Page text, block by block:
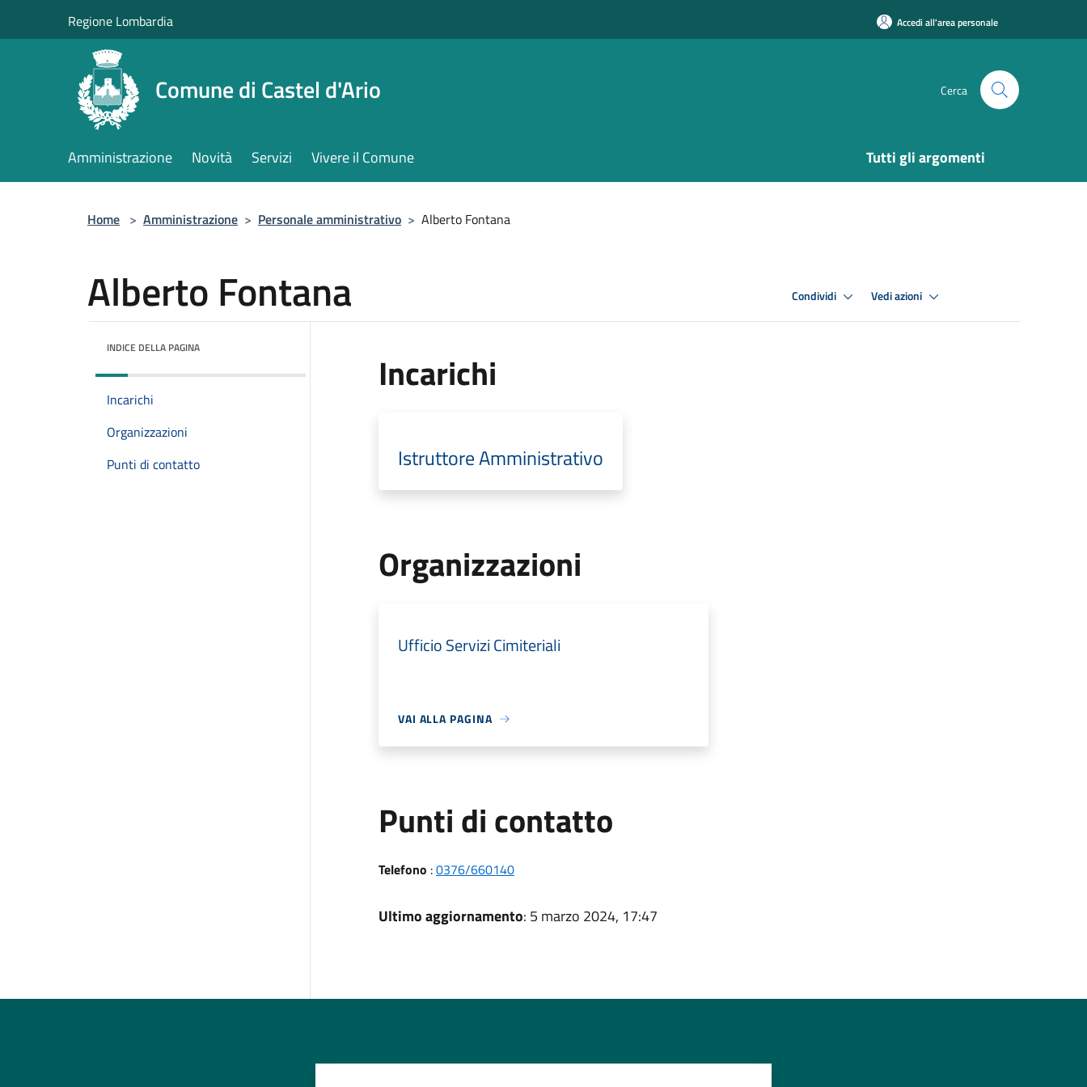
Regione Lombardia Accedi all'area personale
Comune di Castel d'Ario Cerca
Amministrazione Novità Servizi Vivere il Comune Tutti gli argomenti
Home > Amministrazione > Personale amministrativo > Alberto Fontana
Alberto Fontana Condividi Vedi azioni
INDICE DELLA PAGINA
Incarichi
Organizzazioni
Punti di contatto
Incarichi
Istruttore Amministrativo
Organizzazioni
Ufficio Servizi Cimiteriali
VAI ALLA PAGINA
Punti di contatto
Telefono :0376/660140
Ultimo aggiornamento: 5 marzo 2024, 17:47